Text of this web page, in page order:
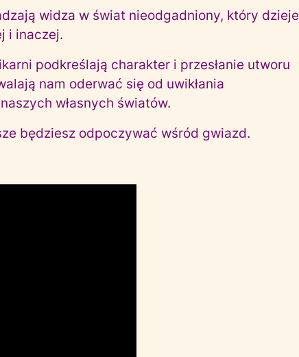
widza w świat nieodgadniony, który dzieje
i inaczej.
podkreślają charakter i przesłanie utworu
nam oderwać się od uwikłania
własnych światów.
będziesz odpoczywać wśród gwiazd.